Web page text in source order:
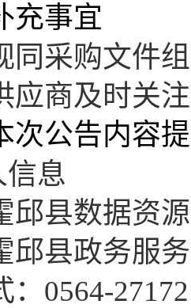
充事宜
同采购文件
应商及时关
次公告内容
信息
邱县数据资
邱县政务服
0564-